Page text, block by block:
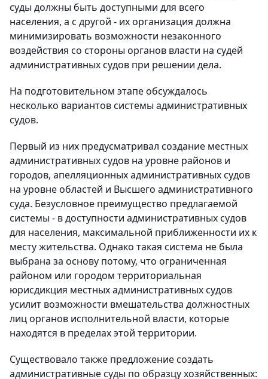
суды должны быть доступными для всего
населения, а с другой - их организация должна
минимизировать возможности незаконного
воздействия со стороны органов власти на судей
административных судов при решении дела.
На подготовительном этапе обсуждалось
несколько вариантов системы административных
судов.
Первый из них предусматривал создание местных
административных судов на уровне районов и
городов, апелляционных административных судов
на уровне областей и Высшего административного
суда. Безусловное преимущество предлагаемой
системы - в доступности административных судов
для населения, максимальной приближенности их к
месту жительства. Однако такая система не была
выбрана за основу потому, что ограниченная
районом или городом территориальная
юрисдикция местных административных судов
усилит возможности вмешательства должностных
лиц органов исполнительной власти, которые
находятся в пределах этой территории.
Существовало также предложение создать
административные суды по образцу хозяйственных: